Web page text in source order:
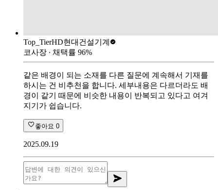
Top_TierHD현대건설기계
코사장 ∙ 채택률 96%
같은 배경이 되는 소재를 다른 질문에 계속해서 기재를
하시는 건 비추천을 합니다. 세부내용은 다르더라도 배
경이 같기 때문에 비슷한 내용이 반복되고 있다고 여겨
지기가 쉽습니다.
좋아요 0
2025.09.19